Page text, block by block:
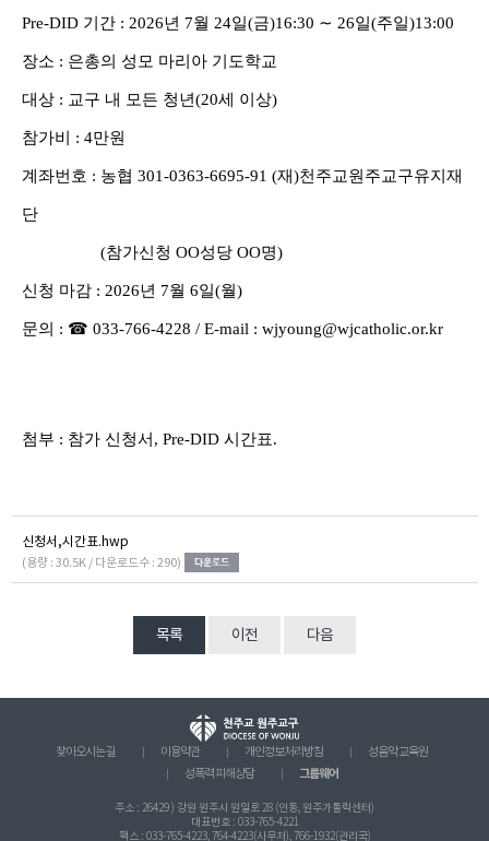
Pre-DID 기간 : 2026년 7월 24일(금)16:30 ∼ 26일(주일)13:00
장소 : 은총의 성모 마리아 기도학교
대상 : 교구 내 모든 청년(20세 이상)
참가비 : 4만원
계좌번호 : 농협 301-0363-6695-91 (재)천주교원주교구유지재
단
(참가신청 OO성당 OO명)
신청 마감 : 2026년 7월 6일(월)
문의 : ☎ 033-766-4228 / E-mail : wjyoung@wjcatholic.or.kr
첨부 : 참가 신청서 , Pre-DID 시간표.
신청서,시간표.hwp
(용량 : 30.5K / 다운로드수 : 290)
목록 이전 다음
찾아오시는 길 이용약관 개인정보처리방침
성음악 교육원
성폭력 피해상담
그룹웨어
주소 : 26429 ) 강원 원주시 원일로 28 (인동, 원주가톨릭센터)
대표번호 : 033-765-4221
팩스 : 033-765-4223, 764-4223(사무처), 766-1932(관리국)